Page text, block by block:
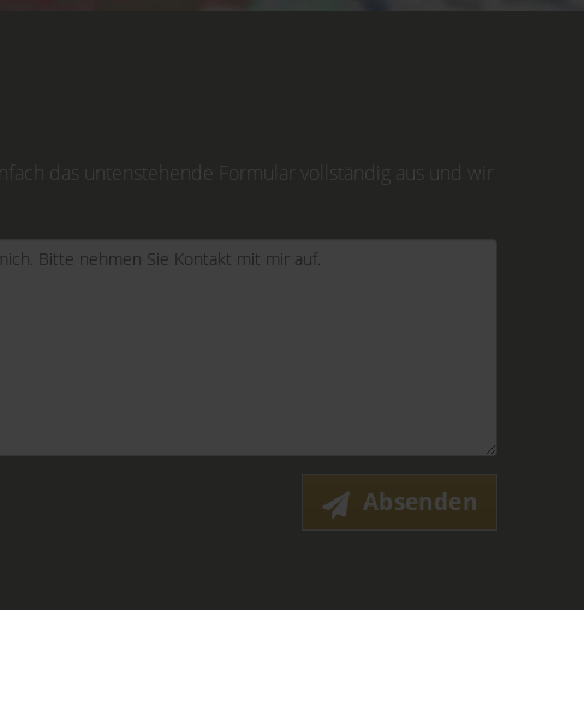
das untenstehende Formular vollständig aus und wir
Absenden